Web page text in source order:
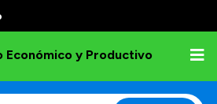
Económico y Productivo